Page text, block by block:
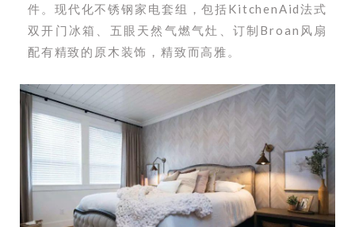
件。现代化不锈钢家电套组，包括KitchenAid法式
双开门冰箱、五眼天然气燃气灶、订制Broan风扇
配有精致的原木装饰，精致而高雅。